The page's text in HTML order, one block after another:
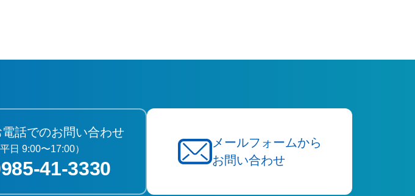
電話でのお問い合わせ
平日 9:00〜17:00）
メールフォームから
お問い合わせ